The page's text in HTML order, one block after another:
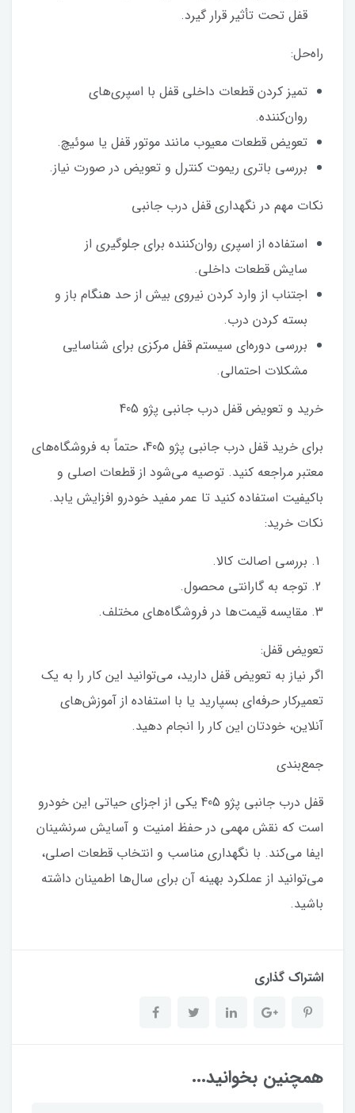
قفل تحت تأثیر قرار گیرد.
راه‌حل:
تمیز کردن قطعات داخلی قفل با اسپری‌های
روان‌کننده.
تعویض قطعات معیوب مانند موتور قفل یا سوئیچ.
بررسی باتری ریموت کنترل و تعویض در صورت نیاز.
نکات مهم در نگهداری قفل درب جانبی
استفاده از اسپری روان‌کننده برای جلوگیری از
سایش قطعات داخلی.
اجتناب از وارد کردن نیروی بیش از حد هنگام باز و
بسته کردن درب.
بررسی دوره‌ای سیستم قفل مرکزی برای شناسایی
مشکلات احتمالی.
خرید و تعویض قفل درب جانبی پژو 405
برای خرید قفل درب جانبی پژو 405، حتماً به فروشگاه‌های
معتبر مراجعه کنید. توصیه می‌شود از قطعات اصلی و
باکیفیت استفاده کنید تا عمر مفید خودرو افزایش یابد.
نکات خرید:
بررسی اصالت کالا.
توجه به گارانتی محصول.
مقایسه قیمت‌ها در فروشگاه‌های مختلف.
تعویض قفل:
اگر نیاز به تعویض قفل دارید، می‌توانید این کار را به یک
تعمیرکار حرفه‌ای بسپارید یا با استفاده از آموزش‌های
آنلاین، خودتان این کار را انجام دهید.
جمع‌بندی
قفل درب جانبی پژو 405 یکی از اجزای حیاتی این خودرو
است که نقش مهمی در حفظ امنیت و آسایش سرنشینان
ایفا می‌کند. با نگهداری مناسب و انتخاب قطعات اصلی،
می‌توانید از عملکرد بهینه آن برای سال‌ها اطمینان داشته
باشید.
اشتراک گذاری
همچنین بخوانید...